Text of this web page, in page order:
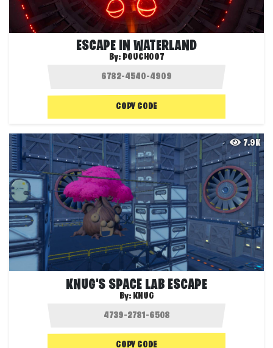
ESCAPE IN WATERLAND
By: POUCH007
COPY CODE
7.9K
KNUG'S SPACE LAB ESCAPE
By: KNUG
COPY CODE